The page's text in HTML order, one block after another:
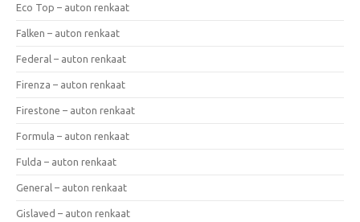
Eco Top – auton renkaat
Falken – auton renkaat
Federal – auton renkaat
Firenza – auton renkaat
Firestone – auton renkaat
Formula – auton renkaat
Fulda – auton renkaat
General – auton renkaat
Gislaved – auton renkaat